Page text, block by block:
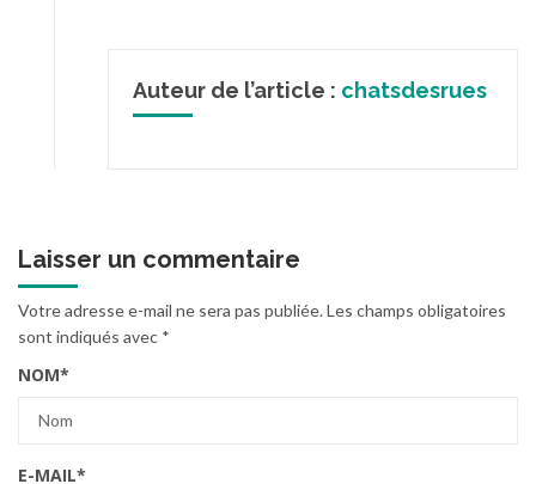
Auteur de l’article : chatsdesrues
Laisser un commentaire
Votre adresse e-mail ne sera pas publiée.Les champs obligatoires
sont indiqués avec *
NOM*
E-MAIL*